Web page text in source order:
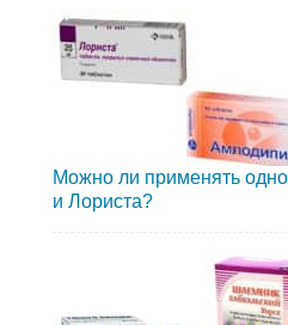
Можно ли применять
и Лориста?